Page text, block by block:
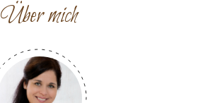
Über mich